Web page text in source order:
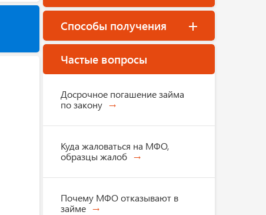
Способы получения
Частые вопросы
Досрочное погашение займа
по закону
Куда жаловаться на МФО,
образцы жалоб
Почему МФО отказывают в
займе